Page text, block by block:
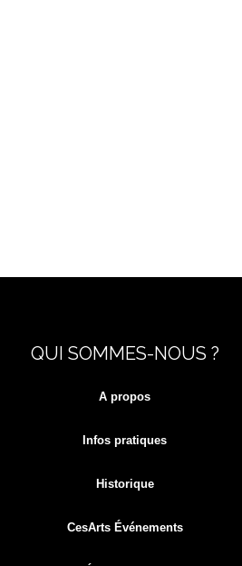
QUI SOMMES-NOUS ?
A propos
Infos pratiques
Historique
CesArts Événements